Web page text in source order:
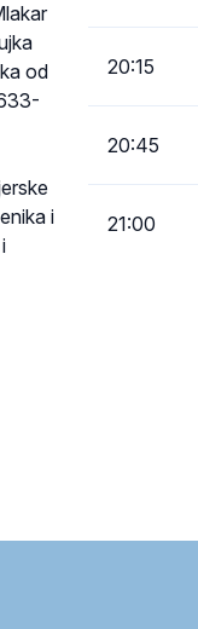
od
i
20:15
20:45
21:00